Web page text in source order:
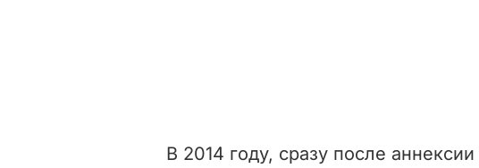
В 2014 году, сразу после